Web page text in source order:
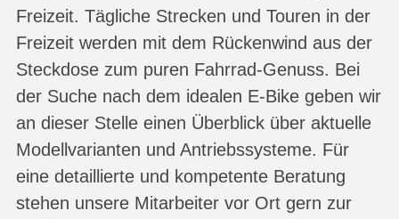
Freizeit. Tägliche Strecken und Touren in der
Freizeit werden mit dem Rückenwind aus der
Steckdose zum puren Fahrrad-Genuss. Bei
der Suche nach dem idealen E-Bike geben wir
an dieser Stelle einen Überblick über aktuelle
Modellvarianten und Antriebssysteme. Für
eine detaillierte und kompetente Beratung
stehen unsere Mitarbeiter vor Ort gern zur